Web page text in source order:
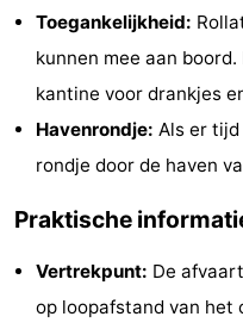
Bad
Zwinhoeve
Last
minutes
Strand
Zien
Musea
Toegankelijkheid:
kunnen mee aan
kantine voor drankjes
Havenrondje: Als er tijd
rondje door de haven
Praktische
Vertrekpunt: De
op loopafstand van het